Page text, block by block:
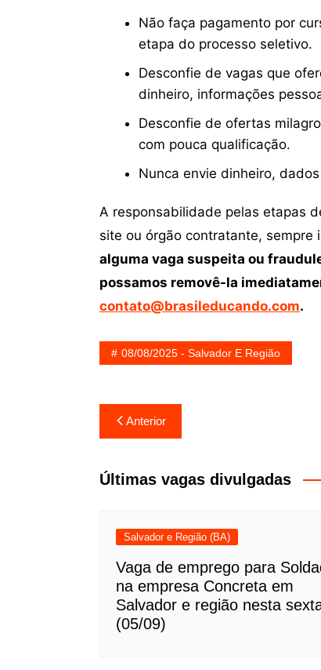
Não faça pagamento por
etapa do processo seletivo.
Desconfie de vagas que
dinheiro, informações
Desconfie de ofertas
com pouca qualificação.
Nunca envie dinheiro,
A responsabilidade pelas etapas
site ou órgão contratante, sempre
alguma vaga suspeita ou
possamos removê-la
contato@brasileducando.com.
08/08/2025 - Salvador E Região
Navegação
de
Post
Anterior
Últimas vagas divulgadas
Salvador e Região (BA)
Vaga de emprego para
na empresa Concreta em
Salvador e região nesta
(05/09)